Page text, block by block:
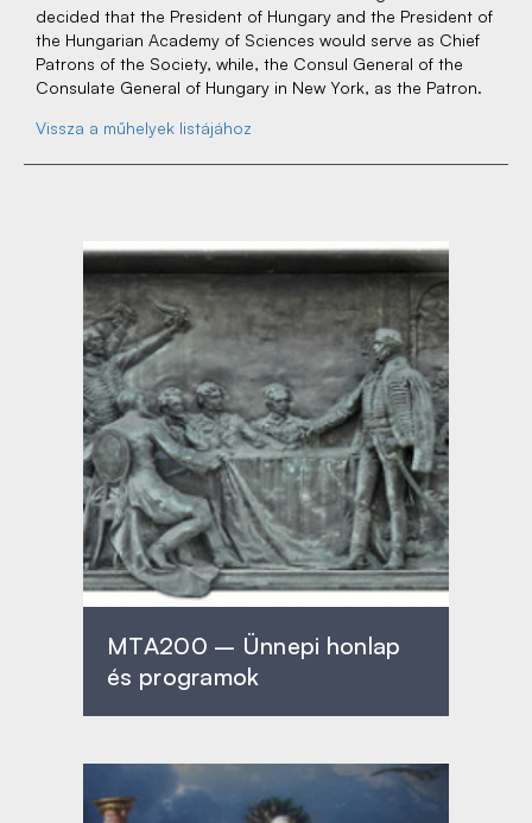
decided that the President of Hungary and the President of
the Hungarian Academy of Sciences would serve as Chief
Patrons of the Society, while, the Consul General of the
Consulate General of Hungary in New York, as the Patron.
Vissza a műhelyek listájához
MTA200 – Ünnepi honlap
és programok